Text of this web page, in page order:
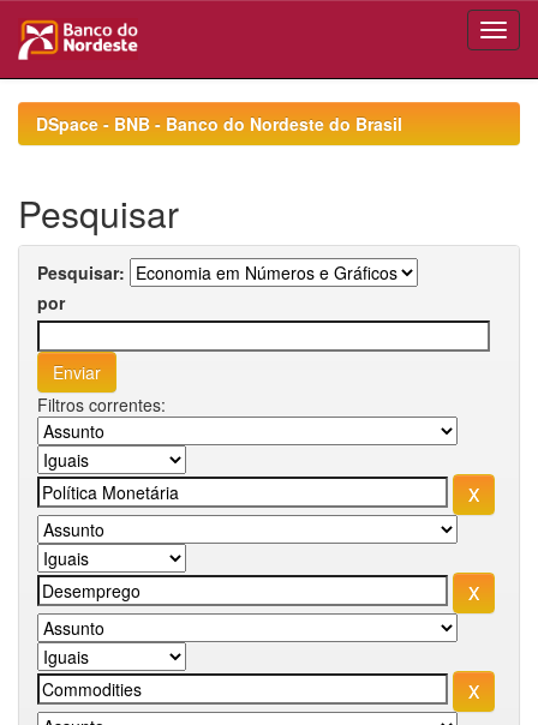
navigationDSpace - BNB - Banco do Nordeste do Brasil
Pesquisar
Pesquisar:
por
Filtros correntes: